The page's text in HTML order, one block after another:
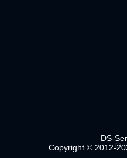
DS-
Copyright © 2012-